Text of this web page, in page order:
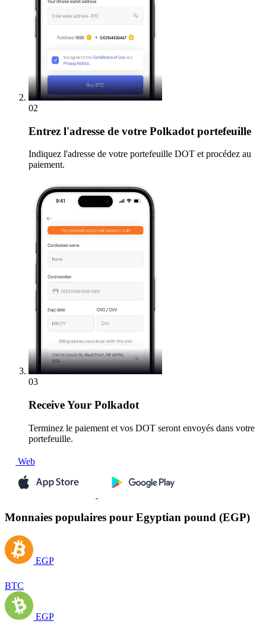
02
Entrez l'adresse de votre Polkadot portefeuille
Indiquez l'adresse de votre portefeuille DOT et procédez au
paiement.
03
ReceiveYour Polkadot
Terminez le paiement et vos DOT seront envoyés dans votre
portefeuille.
Web
Monnaies populaires pour Egyptian pound (EGP)
EGP
BTC
EGP